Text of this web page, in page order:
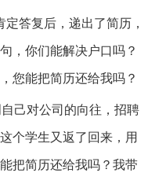
答复后，递出了简历，
，你们能解决户口吗？
您能把简历还给我吗？
己对公司的向往，招聘
个学生又返了回来，用
把简历还给我吗？我带